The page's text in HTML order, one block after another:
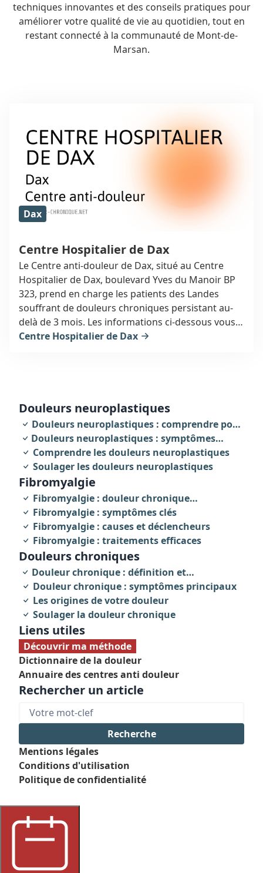
techniques innovantes et des conseils pratiques pour
améliorer votre qualité de vie au quotidien, tout en
restant connecté à la communauté de Mont-de-
Marsan.
Dax
Centre Hospitalier de Dax
Le Centre anti-douleur de Dax, situé au Centre
Hospitalier de Dax, boulevard Yves du Manoir BP
323, prend en charge les patients des Landes
souffrant de douleurs chroniques persistant au-
delà de 3 mois. Les informations ci-dessous vous
orienteront vers un spécialiste de la douleur à
Centre Hospitalier de Dax
Douleurs chroniques
Douleur chronique : définition et
caractéristiques
Douleur chronique : symptômes principaux
Les origines de votre douleur
Soulager la douleur chronique
fibromyalgie
Fibromyalgie : douleur chronique
invalidante
Fibromyalgie : symptômes clés
Fibromyalgie : causes et déclencheurs
Fibromyalgie : traitements efficaces
douleurs neuroplastiques
Douleurs neuroplastiques : comprendre pour
agir
Douleurs neuroplastiques : symptômes
révélateurs
Comprendre les douleurs neuroplastiques
Soulager les douleurs neuroplastiques
Rechercher un article
Liens utiles
Découvrir ma méthode
Dictionnaire de la douleur
Annuaire des centres anti douleur
Mentions légales
Conditions d'utilisation
Politique de confidentialité